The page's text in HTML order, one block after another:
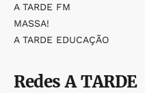
A TARDE FM
MASSA!
A TARDE EDUCAÇÃO
RedesA TARDE